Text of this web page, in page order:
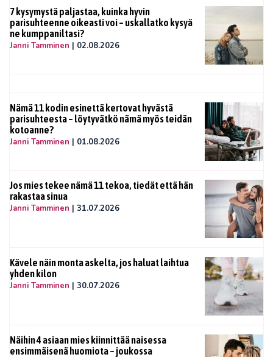
7 kysymystä paljastaa, kuinka hyvin
parisuhteenne oikeasti voi – uskallatko kysyä
ne kumppaniltasi?
Janni Tamminen | 02.08.2026
Nämä 11 kodin esinettä kertovat hyvästä
parisuhteesta – löytyvätkö nämä myös teidän
kotoanne?
Janni Tamminen | 01.08.2026
Jos mies tekee nämä 11 tekoa, tiedät että hän
rakastaa sinua
Janni Tamminen | 31.07.2026
Kävele näin monta askelta, jos haluat laihtua
yhden kilon
Janni Tamminen | 30.07.2026
Näihin 4 asiaan mies kiinnittää naisessa
ensimmäisenä huomiota – joukossa